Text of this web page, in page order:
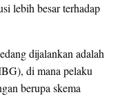
lebih besar terhadap
dijalankan adalah
di mana pelaku
berupa skema